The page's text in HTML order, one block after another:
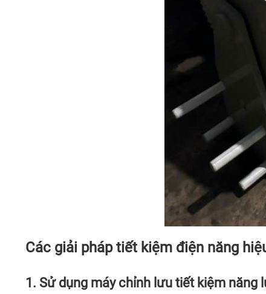
Các giải pháp tiết kiệm điện năng
1. Sử dụng máy chỉnh lưu tiết kiệm năng